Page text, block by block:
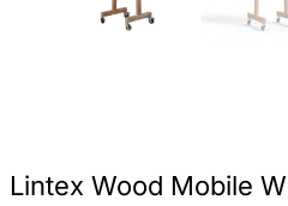
Lintex Wood Mobile